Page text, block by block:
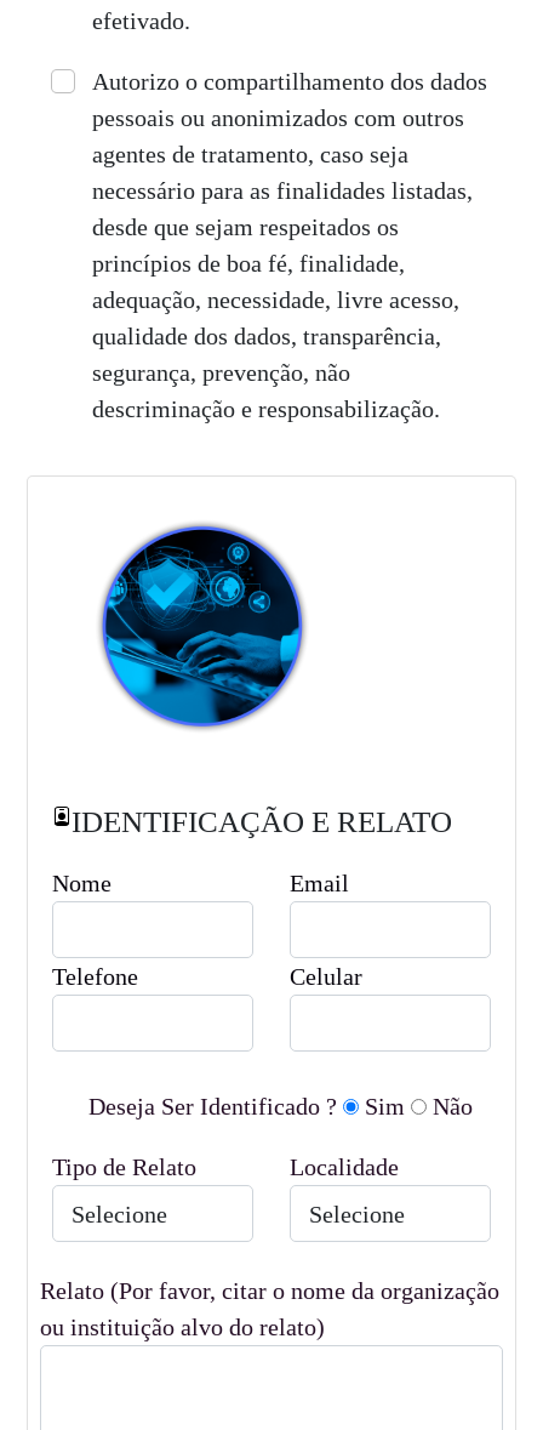
efetivado.
Autorizo o compartilhamento dos dados
pessoais ou anonimizados com outros
agentes de tratamento, caso seja
necessário para as finalidades listadas,
desde que sejam respeitados os
princípios de boa fé, finalidade,
adequação, necessidade, livre acesso,
qualidade dos dados, transparência,
segurança, prevenção, não
descriminação e responsabilização.
IDENTIFICAÇÃO E RELATO
Nome Email
Telefone Celular
Deseja Ser Identificado ? Sim Não
Tipo de Relato Localidade
Relato (Por favor, citar o nome da organização
ou instituição alvo do relato)